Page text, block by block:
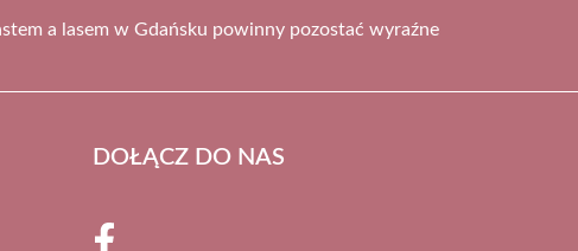
a lasem w Gdańsku powinny pozostać wyraźne
DOŁĄCZ DO NAS